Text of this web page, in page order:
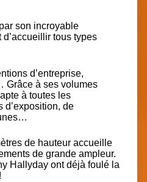
son incroyable
d’accueillir tous types
d’entreprise,
Grâce à ses volumes
à toutes les
d’exposition, de
de hauteur accueille
de grande ampleur.
Hallyday ont déjà foulé la